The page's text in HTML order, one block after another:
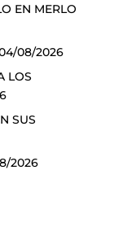
EN MERLO
08/2026
LOS
SUS
2026